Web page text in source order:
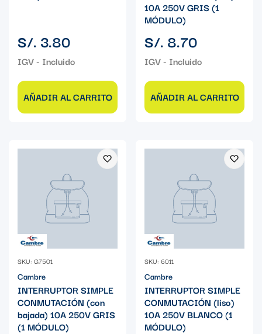
Precio
regular
S/. 3.80
AÑADIR AL CARRITO
10A 250V GRIS (1
MÓDULO)
Precio
regular
S/. 8.70
AÑADIR AL CARRITO
SKU: G7501
Cambre
INTERRUPTOR SIMPLE
CONMUTACIÓN (con
bajada) 10A 250V GRIS
(1 MÓDULO)
SKU: 6011
Cambre
INTERRUPTOR SIMPLE
CONMUTACIÓN (liso)
10A 250V BLANCO (1
MÓDULO)